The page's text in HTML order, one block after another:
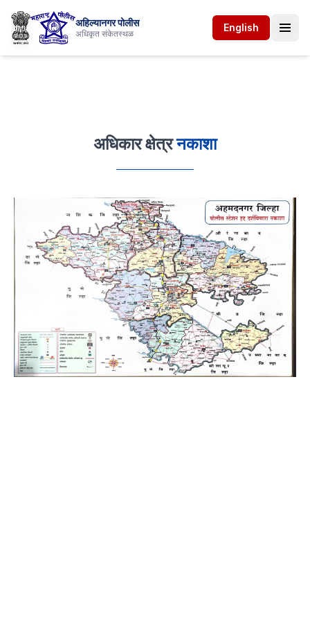
अहिल्यानगर पोलीस
अधिकृत संकेतस्थळ
English
अधिकार क्षेत्र नकाशा